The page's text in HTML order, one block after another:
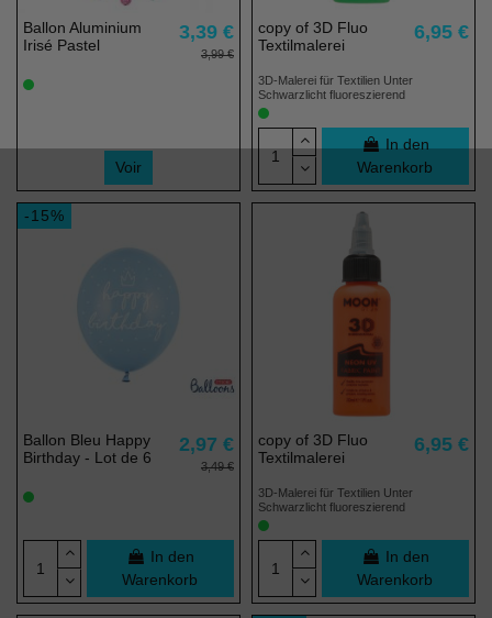
(4 noten)
Ballon Aluminium
Irisé Pastel
3,39 €
3,99 €
Voir
copy of 3D Fluo
Textilmalerei
6,95 €
3D-Malerei für Textilien Unter
Schwarzlicht fluoreszierend
In den
Warenkorb
-15%
Ballon Bleu Happy
Birthday - Lot de 6
2,97 €
3,49 €
In den
Warenkorb
copy of 3D Fluo
Textilmalerei
6,95 €
3D-Malerei für Textilien Unter
Schwarzlicht fluoreszierend
In den
Warenkorb